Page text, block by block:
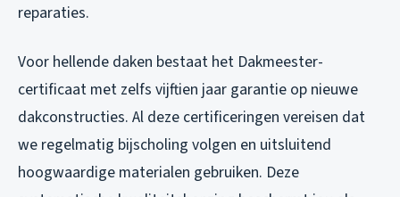
reparaties.
Voor hellende daken bestaat het Dakmeester-
certificaat met zelfs vijftien jaar garantie op nieuwe
dakconstructies. Al deze certificeringen vereisen dat
we regelmatig bijscholing volgen en uitsluitend
hoogwaardige materialen gebruiken. Deze